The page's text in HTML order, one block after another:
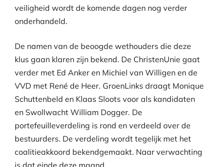
veiligheid wordt de komende dagen nog verder
onderhandeld.
De namen van de beoogde wethouders die deze
klus gaan klaren zijn bekend. De ChristenUnie gaat
verder met Ed Anker en Michiel van Willigen en de
VVD met René de Heer. GroenLinks draagt Monique
Schuttenbeld en Klaas Sloots voor als kandidaten
en Swollwacht William Dogger. De
portefeuilleverdeling is rond en verdeeld over de
bestuurders. De verdeling wordt tegelijk met het
coalitieakkoord bekendgemaakt. Naar verwachting
is dat einde deze maand.